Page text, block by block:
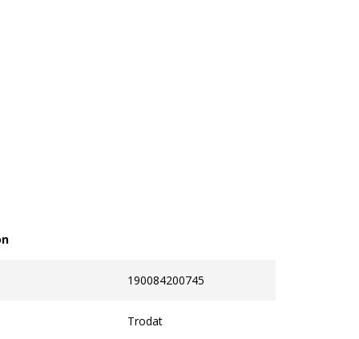
190084200745
Trodat